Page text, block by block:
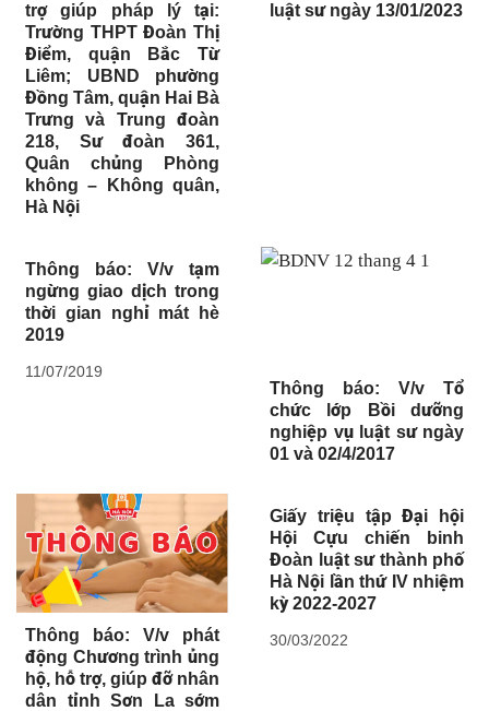
trợ giúp pháp lý tại:
Trường THPT Đoàn Thị
Điểm, quận Bắc Từ
Liêm; UBND phường
Đồng Tâm, quận Hai Bà
Trưng và Trung đoàn
218, Sư đoàn 361,
Quân chủng Phòng
không – Không quân,
Hà Nội
luật sư ngày 13/01/2023
Thông báo: V/v tạm
ngừng giao dịch trong
thời gian nghỉ mát hè
2019
11/07/2019
Thông báo: V/v Tổ
chức lớp Bồi dưỡng
nghiệp vụ luật sư ngày
01 và 02/4/2017
Thông báo: V/v phát
động Chương trình ủng
hộ, hỗ trợ, giúp đỡ nhân
dân tỉnh Sơn La sớm
Giấy triệu tập Đại hội
Hội Cựu chiến binh
Đoàn luật sư thành phố
Hà Nội lần thứ IV nhiệm
kỳ 2022-2027
30/03/2022